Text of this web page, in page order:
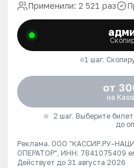
Применили: 2 521 раз
1 шаг.
от
на
2 шаг. Выберите
до
Реклама. ООО "КАССИР.РУ-
ОПЕРАТОР", ИНН: 7841075409
Действует до 31 августа 2026